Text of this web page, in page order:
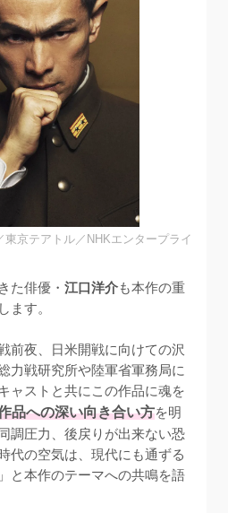
京テアトル／NHKエンタープライ
た俳優・ 江口洋介も本作の重
ます。
前夜、日米開戦に向けての沢
力戦研究所や陸軍省軍務局に
ャストと共にこの作品に魂を
品への深い向き合い方を明
調圧力、後戻りが出来ない恐
代の空気は、現代にも通ずる
と本作のテーマへの共鳴を語